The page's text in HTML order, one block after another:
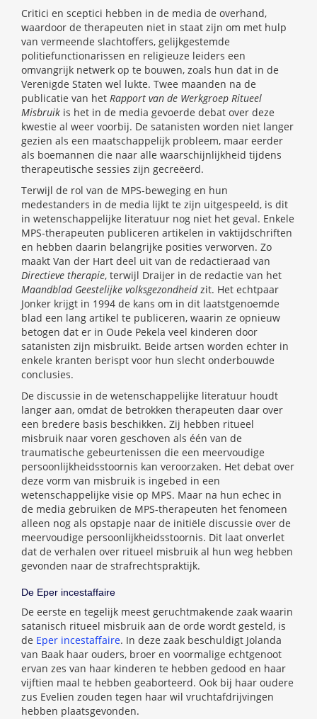
Critici en sceptici hebben in de media de overhand,
waardoor de therapeuten niet in staat zijn om met hulp
van vermeende slachtoffers, gelijkgestemde
politiefunctionarissen en religieuze leiders een
omvangrijk netwerk op te bouwen, zoals hun dat in de
Verenigde Staten wel lukte. Twee maanden na de
publicatie van het Rapport van de Werkgroep Ritueel
Misbruik is het in de media gevoerde debat over deze
kwestie al weer voorbij. De satanisten worden niet langer
gezien als een maatschappelijk probleem, maar eerder
als boemannen die naar alle waarschijnlijkheid tijdens
therapeutische sessies zijn gecreëerd.
Terwijl de rol van de MPS-beweging en hun
medestanders in de media lijkt te zijn uitgespeeld, is dit
in wetenschappelijke literatuur nog niet het geval. Enkele
MPS-therapeuten publiceren artikelen in vaktijdschriften
en hebben daarin belangrijke posities verworven. Zo
maakt Van der Hart deel uit van de redactieraad van
Directieve therapie, terwijl Draijer in de redactie van het
Maandblad Geestelijke volksgezondheidzit. Het echtpaar
Jonker krijgt in 1994 de kans om in dit laatstgenoemde
blad een lang artikel te publiceren, waarin ze opnieuw
betogen dat er in Oude Pekela veel kinderen door
satanisten zijn misbruikt. Beide artsen worden echter in
enkele kranten berispt voor hun slecht onderbouwde
conclusies.
De discussie in de wetenschappelijke literatuur houdt
langer aan, omdat de betrokken therapeuten daar over
een bredere basis beschikken. Zij hebben ritueel
misbruik naar voren geschoven als één van de
traumatische gebeurtenissen die een meervoudige
persoonlijkheidsstoornis kan veroorzaken. Het debat over
deze vorm van misbruik is ingebed in een
wetenschappelijke visie op MPS. Maar na hun echec in
de media gebruiken de MPS-therapeuten het fenomeen
alleen nog als opstapje naar de initiële discussie over de
meervoudige persoonlijkheidsstoornis. Dit laat onverlet
dat de verhalen over ritueel misbruik al hun weg hebben
gevonden naar de strafrechtspraktijk.
De Eper incestaffaire
De eerste en tegelijk meest geruchtmakende zaak waarin
satanisch ritueel misbruik aan de orde wordt gesteld, is
de Eper incestaffaire. In deze zaak beschuldigt Jolanda
van Baak haar ouders, broer en voormalige echtgenoot
ervan zes van haar kinderen te hebben gedood en haar
vijftien maal te hebben geaborteerd. Ook bij haar oudere
zus Evelien zouden tegen haar wil vruchtafdrijvingen
hebben plaatsgevonden.